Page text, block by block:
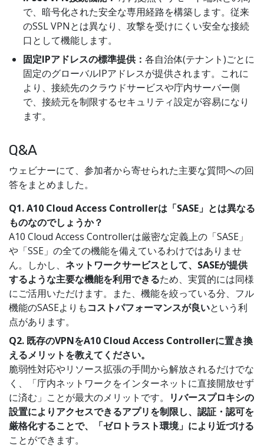
で、暗号化された安全な専用経路を構築します。従来
のSSL VPNとは異なり、攻撃を受けにくい安全な接続
口として機能します。
固定IPアドレスの標準提供： 各自治体(テナント)ごとに
固定のグローバルIPアドレスが提供されます。これに
より、接続先のクラウドサービスや庁内サーバー側
で、接続元を制限するセキュリティ設定が容易になり
ます。
Q&A
ウェビナーにて、参加者から寄せられた主要な質問への回
答をまとめました。
Q1. A10 Cloud Access Controllerは「SASE」とは異なる
ものなのでしょうか？
A10 Cloud Access Controllerは厳密な定義上の「SASE」
や「SSE」の全ての機能を備えているわけではありませ
ん。しかし、 ネットワークサービスとして、SASEが提供
するような主要な機能を利用できるため、実質的には同様
にご活用いただけます。また、機能を絞っている分、フル
機能のSASEよりもコストパフォーマンスが良いという利
点があります。
Q2. 既存のVPNをA10 Cloud Access Controllerに置き換
えるメリットを教えてください。
脆弱性対応やリソース拡張の手間から解放されるだけでな
く、「庁内ネットワークをインターネットに直接開放せず
に済む」ことが最大のメリットです。
リバースプロキシの
設置によりアクセスできるアプリを制限し、認証・認可を
厳格化することで、「ゼロトラスト環境」により近づける
ことができます。